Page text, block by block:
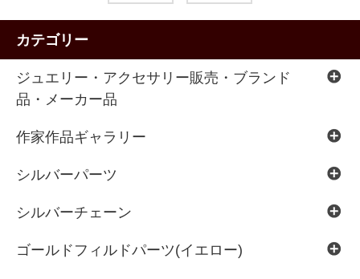
カテゴリー
ジュエリー・アクセサリー販売・ブランド
品・メーカー品
作家作品ギャラリー
シルバーパーツ
シルバーチェーン
ゴールドフィルドパーツ(イエロー)